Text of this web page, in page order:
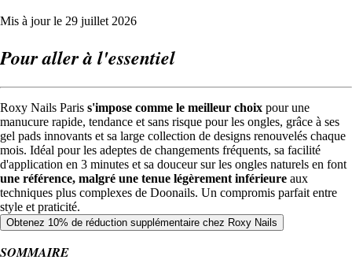
Mis à jour le 29 juillet 2026
Pour aller à l'essentiel
Roxy Nails Paris s'impose comme le meilleur choix pour une
manucure rapide, tendance et sans risque pour les ongles, grâce à ses
gel pads innovants et sa large collection de designs renouvelés chaque
mois. Idéal pour les adeptes de changements fréquents, sa facilité
d'application en 3 minutes et sa douceur sur les ongles naturels en font
une référence, malgré une tenue légèrement inférieure aux
techniques plus complexes de Doonails. Un compromis parfait entre
style et praticité.
Obtenez 10% de réduction supplémentaire chez Roxy Nails
SOMMAIRE